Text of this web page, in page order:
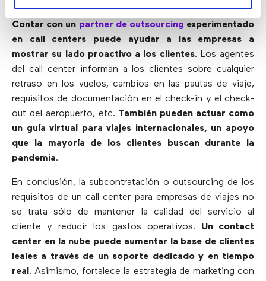
casi todos los días y los horarios de vuelo no son fijos.
Contar con un partner de outsourcing experimentado
en call centers puede ayudar a las empresas a
mostrar su lado proactivo a los clientes. Los agentes
del call center informan a los clientes sobre cualquier
retraso en los vuelos, cambios en las pautas de viaje,
requisitos de documentación en el check-in y el check-
out del aeropuerto, etc. También pueden actuar como
un guía virtual para viajes internacionales, un apoyo
que la mayoría de los clientes buscan durante la
pandemia.
En conclusión, la subcontratación o outsourcing de los
requisitos de un call center para empresas de viajes no
se trata sólo de mantener la calidad del servicio al
cliente y reducir los gastos operativos. Un contact
center en la nube puede aumentar la base de clientes
leales a través de un soporte dedicado y en tiempo
real. Asimismo, fortalece la estrategia de marketing con